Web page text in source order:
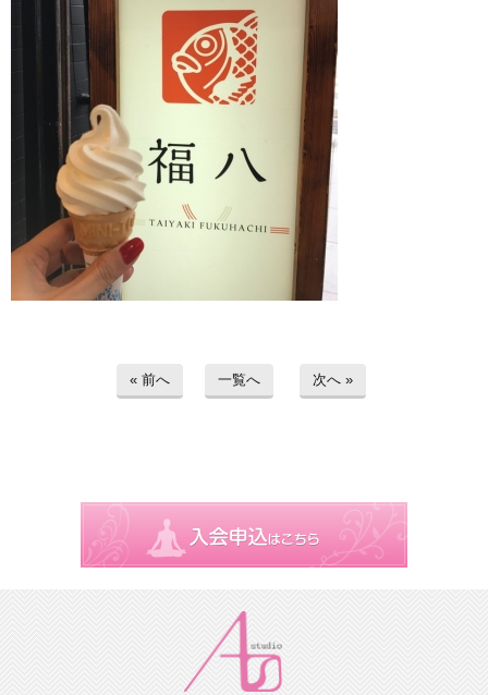
« 前へ 一覧へ 次へ »